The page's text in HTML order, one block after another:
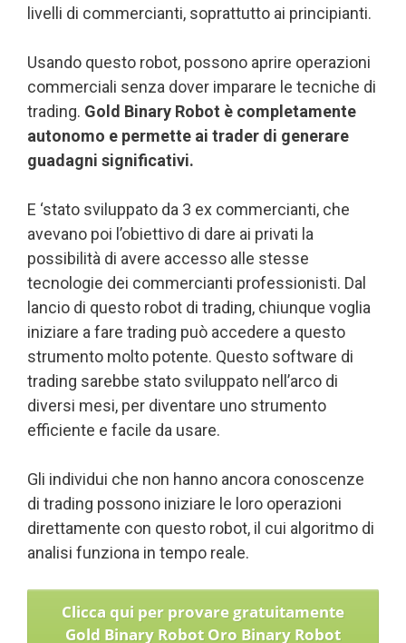
livelli di commercianti, soprattutto ai principianti.
Usando questo robot, possono aprire operazioni
commerciali senza dover imparare le tecniche di
trading. Gold Binary Robot è completamente
autonomo e permette ai trader di generare
guadagni significativi.
E ‘stato sviluppato da 3 ex commercianti, che
avevano poi l’obiettivo di dare ai privati la
possibilità di avere accesso alle stesse
tecnologie dei commercianti professionisti. Dal
lancio di questo robot di trading, chiunque voglia
iniziare a fare trading può accedere a questo
strumento molto potente. Questo software di
trading sarebbe stato sviluppato nell’arco di
diversi mesi, per diventare uno strumento
efficiente e facile da usare.
Gli individui che non hanno ancora conoscenze
di trading possono iniziare le loro operazioni
direttamente con questo robot, il cui algoritmo di
analisi funziona in tempo reale.
Clicca qui per provare gratuitamente
Gold Binary Robot Oro Binary Robot